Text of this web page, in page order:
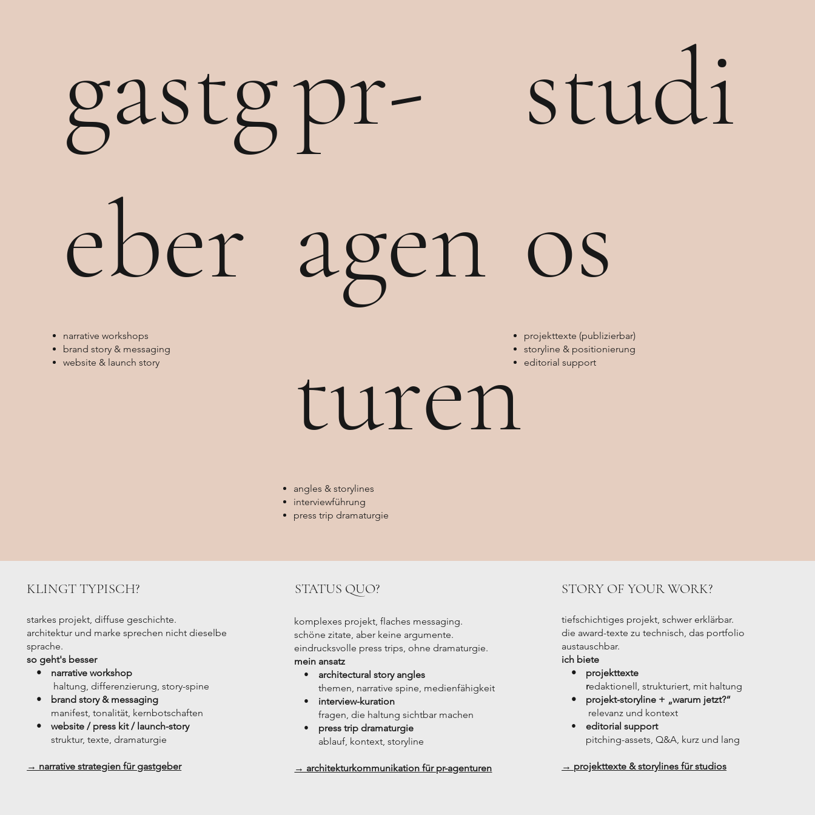
narrative workshops
brand story & messaging
website & launch story
gastg
eber
angles & storylines
interviewführung
press trip dramaturgie
pr-
agen
turen projekttexte (publizierbar)
storyline & positionierung
editorial support
studi
os
KLINGT TYPISCH?
starkes projekt, diffuse geschichte.
architektur und marke sprechen nicht dieselbe
sprache.
so geht's besser
• narrative workshop
haltung, differenzierung, story-spine
• brand story & messaging
manifest, tonalität, kernbotschaften
• website / press kit / launch-story
struktur, texte, dramaturgie
→ narrative strategien für gastgeber
STATUS QUO?
komplexes projekt, flaches messaging.
schöne zitate, aber keine argumente.
eindrucksvolle press trips, ohne dramaturgie.
mein ansatz
•
architectural story angles
themen, narrative spine, medienfähigkeit
•
interview-kuration
fragen, die haltung sichtbar machen
• press trip dramaturgie
ablauf, kontext, storyline
→ architekturkommunikation für pr-agenturen
STORY OF YOUR WORK?
tiefschichtiges projekt, schwer erklärbar.
die award-texte zu technisch, das portfolio
austauschbar.
ich biete
• projekttexte
redaktionell, strukturiert, mit haltung
• projekt-storyline + „warum jetzt?“
relevanz und kontext
•
editorial support
pitching-assets, Q&A, kurz und lang
→ projekttexte & storylines für studios